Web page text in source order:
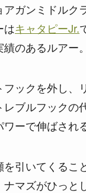
ガンミドル
はキャタピーJr.
のあるルアー。
ックを外し、
ブルフック
ーで伸ばされ
引いてくる
マズがひっと